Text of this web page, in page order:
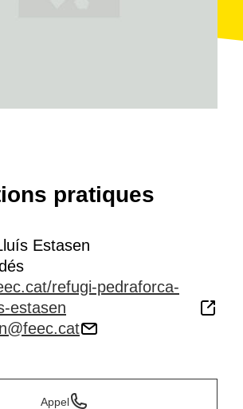
pratiques
Estasen
refugi-pedraforca-
estasen
Appel